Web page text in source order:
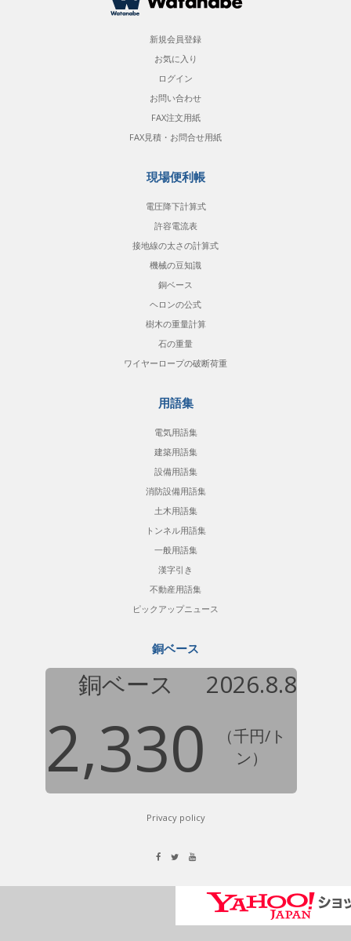
新規会員登録
お気に入り
ログイン
お問い合わせ
FAX注文用紙
FAX見積・お問合せ用紙
現場便利帳
電圧降下計算式
許容電流表
接地線の太さの計算式
機械の豆知識
銅ベース
ヘロンの公式
樹木の重量計算
石の重量
ワイヤーロープの破断荷重
用語集
電気用語集
建築用語集
設備用語集
消防設備用語集
土木用語集
トンネル用語集
一般用語集
漢字引き
不動産用語集
ピックアップニュース
銅ベース
銅ベース 2026.8.8
2,330
（千円/ト
ン）
Privacy policy